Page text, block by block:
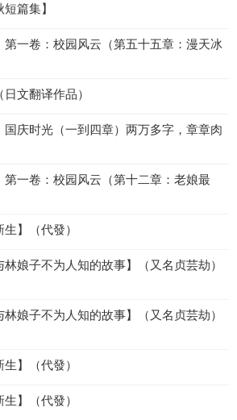
篇集】
第一卷：校园风云（第五十五章：漫天冰
文翻译作品）
国庆时光（一到四章）两万多字，章章肉
第一卷：校园风云（第十二章：老娘最
】（代發）
林娘子不为人知的故事】（又名贞芸劫）
林娘子不为人知的故事】（又名贞芸劫）
】（代發）
】（代發）